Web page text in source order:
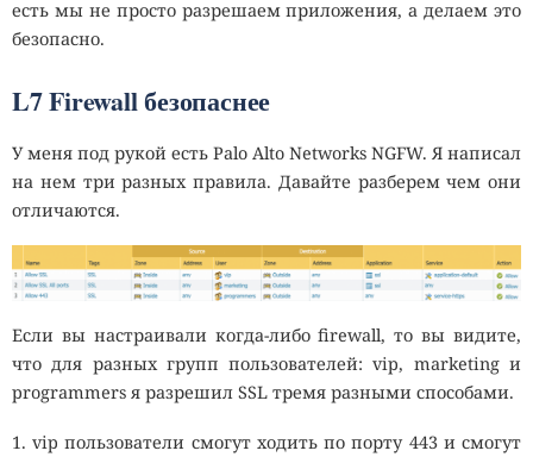
есть мы не просто разрешаем приложения, а делаем это
безопасно.
L7 Firewall безопаснее
У меня под рукой есть Palo Alto Networks NGFW. Я написал
на нем три разных правила. Давайте разберем чем они
отличаются.
Если вы настраивали когда-либо firewall, то вы видите,
что для разных групп пользователей: vip, marketing и
programmers я разрешил SSL тремя разными способами.
1. vip пользователи смогут ходить по порту 443 и смогут